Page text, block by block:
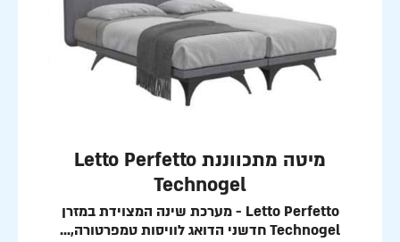
מיטה מתכווננת Letto Perfetto
Technogel
Letto Perfetto - מערכת שינה המצוידת במזרן
Technogel חדשני הדואג לוויסות טמפרטורה,...